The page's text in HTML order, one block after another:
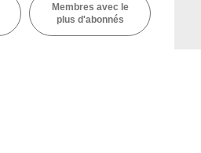
Membres avec le
plus d'abonnés